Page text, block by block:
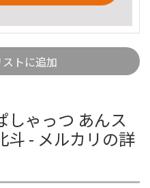
トに追加
しゃっつ あんス
斗 - メルカリの詳